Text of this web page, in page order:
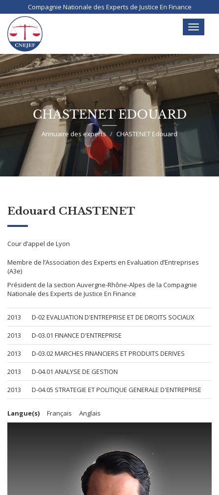
au
contenu
principal
Compagnie Nationale des Experts de Justice En Finance
Toggle
CHASTENET EDOUARD
Annuaire des experts CHASTENET Edouard
Edouard CHASTENET
Cour d’appel de Lyon
Membre de l’Association des Experts en Evaluation d’Entreprises
(A3e)
Président de la section Auvergne-Rhône-Alpes de la Compagnie
Nationale des Experts de Justice En Finance
2013 D-02 EVALUATION D'ENTREPRISE ET DE DROITS SOCIAUX
2013 D-03.01 FINANCE D'ENTREPRISE
2013 D-03.02 MARCHES FINANCIERS ET PRODUITS DERIVES
2013 D-04.01 ANALYSE DE GESTION
2013 D-04.05 STRATEGIE ET POLITIQUE GENERALE D'ENTREPRISE
Langue(s) Français Anglais